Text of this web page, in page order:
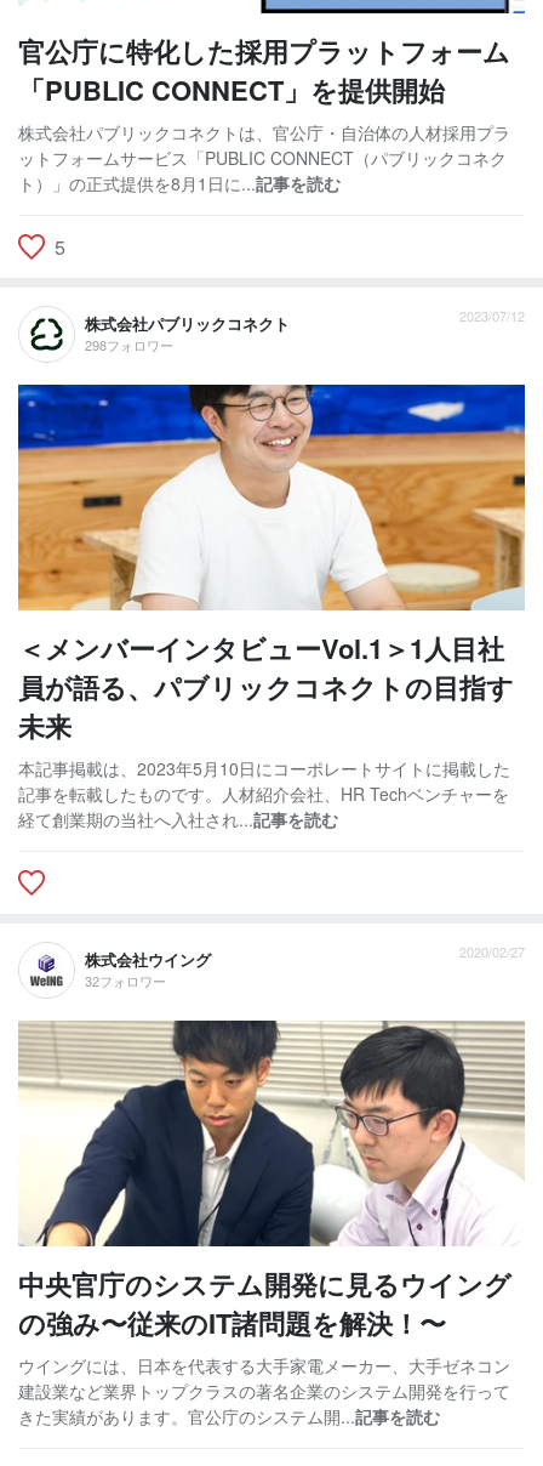
官公庁に特化した採用プラットフォーム
「PUBLIC CONNECT」を提供開始
株式会社パブリックコネクトは、官公庁・自治体の人材採用プラ
ットフォームサービス「PUBLIC CONNECT（パブリックコネク
ト）」の正式提供を8月1日に...記事を読む
5
株式会社パブリックコネクト
298フォロワー
2023/07/12
＜メンバーインタビューVol.1＞1人目社
員が語る、パブリックコネクトの目指す
未来
本記事掲載は、2023年5月10日にコーポレートサイトに掲載した
記事を転載したものです。人材紹介会社、HR Techベンチャーを
経て創業期の当社へ入社され...記事を読む
株式会社ウイング
32フォロワー
2020/02/27
中央官庁のシステム開発に見るウイング
の強み〜従来のIT諸問題を解決！〜
ウイングには、日本を代表する大手家電メーカー、大手ゼネコン
建設業など業界トップクラスの著名企業のシステム開発を行って
きた実績があります。官公庁のシステム開...記事を読む